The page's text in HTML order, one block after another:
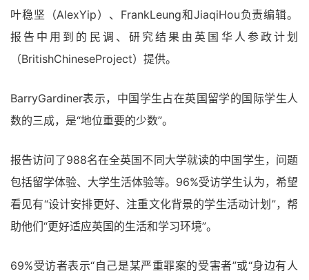
叶稳坚（AlexYip）、FrankLeung和JiaqiHou负责编辑。
报告中用到的民调、研究结果由英国华人参政计划
（BritishChineseProject）提供。
BarryGardiner表示，中国学生占在英国留学的国际学生人
数的三成，是“地位重要的少数”。
报告访问了988名在全英国不同大学就读的中国学生，问题
包括留学体验、大学生活体验等。96%受访学生认为，希望
看见有“设计安排更好、注重文化背景的学生活动计划”，帮
助他们“更好适应英国的生活和学习环境”。
69%受访者表示“自己是某严重罪案的受害者”或“身边有人